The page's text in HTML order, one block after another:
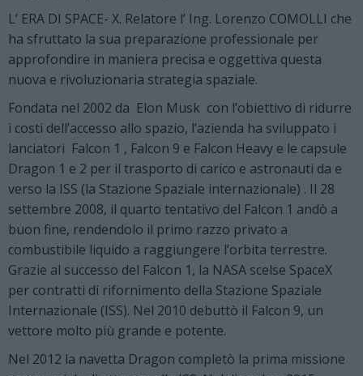
L’ ERA DI SPACE- X. Relatore l’ Ing. Lorenzo COMOLLI che
ha sfruttato la sua preparazione professionale per
approfondire in maniera precisa e oggettiva questa
nuova e rivoluzionaria strategia spaziale.
Fondata nel 2002 da Elon Musk con l’obiettivo di ridurre
i costi dell’accesso allo spazio, l’azienda ha sviluppato i
lanciatori Falcon 1 , Falcon 9 e Falcon Heavy e le capsule
Dragon 1 e 2 per il trasporto di carico e astronauti da e
verso la ISS (la Stazione Spaziale internazionale) . Il 28
settembre 2008, il quarto tentativo del Falcon 1 andò a
buon fine, rendendolo il primo razzo privato a
combustibile liquido a raggiungere l’orbita terrestre.
Grazie al successo del Falcon 1, la NASA scelse SpaceX
per contratti di rifornimento della Stazione Spaziale
Internazionale (ISS). Nel 2010 debuttò il Falcon 9, un
vettore molto più grande e potente.
Nel 2012 la navetta Dragon completò la prima missione